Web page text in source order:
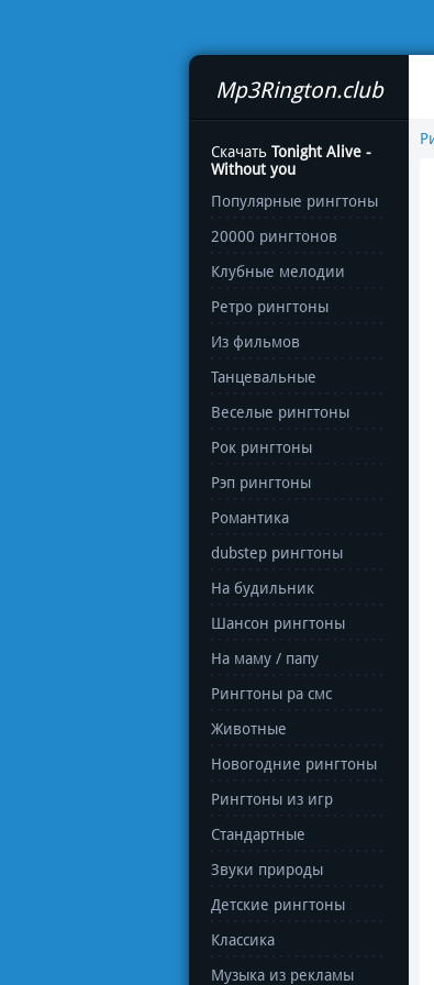
Mp3Rington.club
Скачать Tonight Alive -
Without you
Популярные рингтоны
20000 рингтонов
Клубные мелодии
Ретро рингтоны
Из фильмов
Танцевальные
Веселые рингтоны
Рок рингтоны
Рэп рингтоны
Романтика
dubstep рингтоны
На будильник
Шансон рингтоны
На маму / папу
Рингтоны ра смс
Животные
Новогодние рингтоны
Рингтоны из игр
Стандартные
Звуки природы
Детские рингтоны
Классика
Музыка из рекламы